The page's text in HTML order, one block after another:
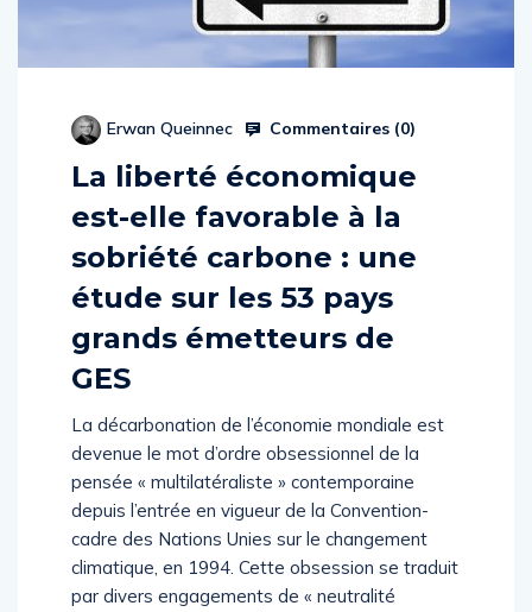
Erwan Queinnec Commentaires (0)
La liberté économique
est-elle favorable à la
sobriété carbone : une
étude sur les 53 pays
grands émetteurs de
GES
La décarbonation de l’économie mondiale est
devenue le mot d’ordre obsessionnel de la
pensée « multilatéraliste » contemporaine
depuis l’entrée en vigueur de la Convention-
cadre des Nations Unies sur le changement
climatique, en 1994. Cette obsession se traduit
par divers engagements de « neutralité